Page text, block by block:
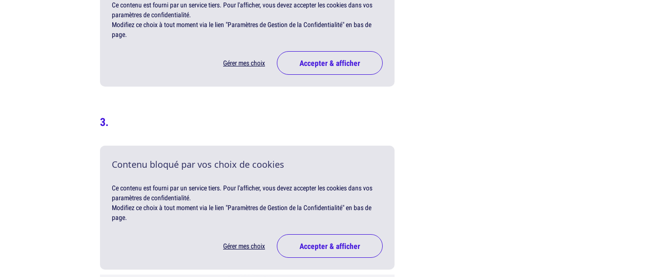
Ce contenu est fourni par un service tiers. Pour l'afficher, vous devez accepter les cookies dans vos
paramètres de confidentialité.
Modifiez ce choix à tout moment via le lien "Paramètres de Gestion de la Confidentialité" en bas de
page.
Gérer mes choix Accepter & afficher
Contenu bloqué par vos choix de cookies
Ce contenu est fourni par un service tiers. Pour l'afficher, vous devez accepter les cookies dans vos
paramètres de confidentialité.
Modifiez ce choix à tout moment via le lien "Paramètres de Gestion de la Confidentialité" en bas de
page.
Gérer mes choix Accepter & afficher